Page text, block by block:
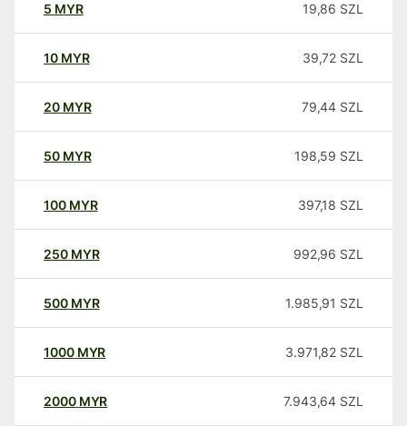
5 MYR 19,86 SZL
10 MYR 39,72 SZL
20 MYR 79,44 SZL
50 MYR 198,59 SZL
100 MYR 397,18 SZL
250 MYR 992,96 SZL
500 MYR 1.985,91 SZL
1000 MYR 3.971,82 SZL
2000 MYR 7.943,64 SZL